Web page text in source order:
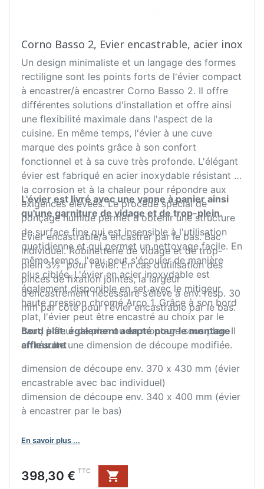
Corno Basso 2, Evier encastrable, acier inox
Un design minimaliste et un langage des formes
rectiligne sont les points forts de l'évier compact
à encastrer/à encastrer Corno Basso 2. Il offre
différentes solutions d'installation et offre ainsi
une flexibilité maximale dans l'aspect de la
cuisine. En même temps, l'évier à une cuve
marque des points grâce à son confort
fonctionnel et à sa cuve très profonde. L'élégant
évier est fabriqué en acier inoxydable résistant à
la corrosion et à la chaleur pour répondre aux
exigences élevées. Le procédé spécial de
ponçage humide permet d'obtenir une structure
de surface fine qui est insensible à l'utilisation
quotidienne et qui permet un nettoyage facile. En
même temps, l'eau peut s'écouler de manière
plus ciblée. L'évier en acier inoxydable est
également disponible en set avec le mitigeur
haute pression chromé Arco 1. Grâce à son bord
plat, l'évier peut être encastré au choix par le
haut, à fleur de plan ou en montage sous plan. Il
en résulte une dimension de découpe modifiée.
L'évier est livré avec une vanne à panier ainsi
qu'une garniture de vidage et de trop-plein.
Evier encastrable/à encastrer par le bas. Bac
individuel. Robinetterie de vidage et de trop-
plein 3½" pour l'évier. En cas d’utilisation des
pinces de fixation jointes, la largeur
d‘encastrement nécessaire s’élève à env. resp. 30
mm par côté pour l'évier encastrable par le bas.
Bord plat: également adapté pour le montage
affleurant
dimension de découpe env. 370 x 430 mm (évier
encastrable avec bac individuel)
dimension de découpe env. 340 x 400 mm (évier
à encastrer par le bas)
En savoir plus ...
Prix
398,30 € TTC 